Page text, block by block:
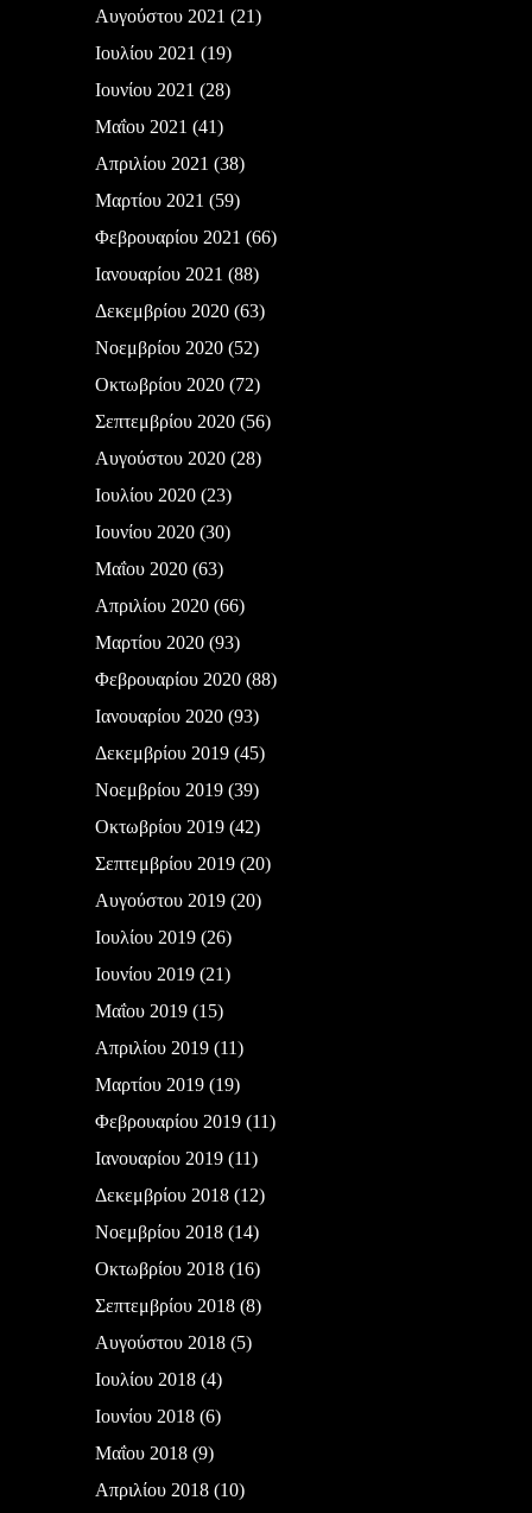
Αυγούστου 2021 (21)
Ιουλίου 2021 (19)
Ιουνίου 2021 (28)
Μαΐου 2021 (41)
Απριλίου 2021 (38)
Μαρτίου 2021 (59)
Φεβρουαρίου 2021 (66)
Ιανουαρίου 2021 (88)
Δεκεμβρίου 2020(63)
Νοεμβρίου 2020(52)
Οκτωβρίου 2020(72)
Σεπτεμβρίου 2020(56)
Αυγούστου 2020(28)
Ιουλίου 2020(23)
Ιουνίου 2020(30)
Μαΐου 2020(63)
Απριλίου 2020(66)
Μαρτίου 2020(93)
Φεβρουαρίου 2020(88)
Ιανουαρίου 2020(93)
Δεκεμβρίου 2019(45)
Νοεμβρίου 2019(39)
Οκτωβρίου 2019(42)
Σεπτεμβρίου 2019(20)
Αυγούστου 2019(20)
Ιουλίου 2019(26)
Ιουνίου 2019(21)
Μαΐου 2019(15)
Απριλίου 2019(11)
Μαρτίου 2019(19)
Φεβρουαρίου 2019(11)
Ιανουαρίου 2019(11)
Δεκεμβρίου 2018(12)
Νοεμβρίου 2018(14)
Οκτωβρίου 2018(16)
Σεπτεμβρίου 2018(8)
Αυγούστου 2018(5)
Ιουλίου 2018(4)
Ιουνίου 2018(6)
Μαΐου 2018(9)
Απριλίου 2018(10)